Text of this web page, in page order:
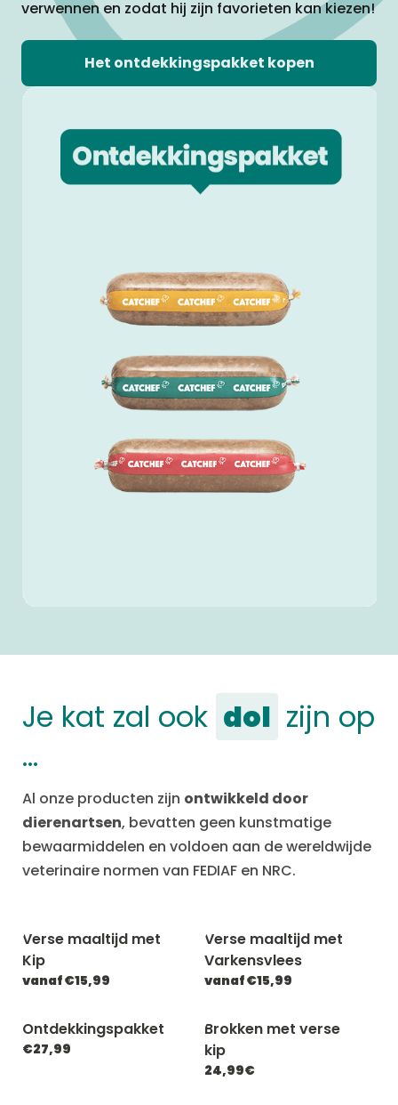
verwennen en zodat hij zijn favorieten kan kiezen!
Het ontdekkingspakket kopen
Je kat zal ook dol zijn op
…
Al onze producten zijn ontwikkeld door
dierenartsen, bevatten geen kunstmatige
bewaarmiddelen en voldoen aan de wereldwijde
veterinaire normen van FEDIAF en NRC.
Verse maaltijd met
Kip
vanaf €15,99
Verse maaltijd met
Varkensvlees
vanaf €15,99
Ontdekkingspakket
€27,99
Brokken met verse
kip
24,99€